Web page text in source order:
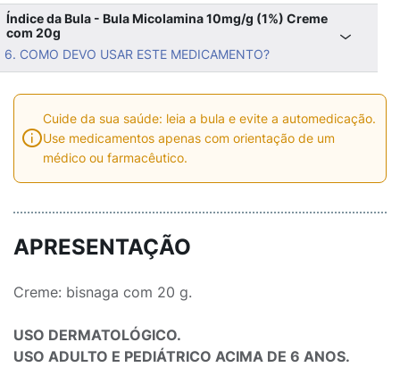
Índice da Bula - Bula Micolamina 10mg/g (1%) Creme
com 20g
6. COMO DEVO USAR ESTE MEDICAMENTO?
Cuide da sua saúde: leia a bula e evite a automedicação.
Use medicamentos apenas com orientação de um
médico ou farmacêutico.
APRESENTAÇÃO
Creme: bisnaga com 20 g.
USO DERMATOLÓGICO.
USO ADULTO E PEDIÁTRICO ACIMA DE 6 ANOS.